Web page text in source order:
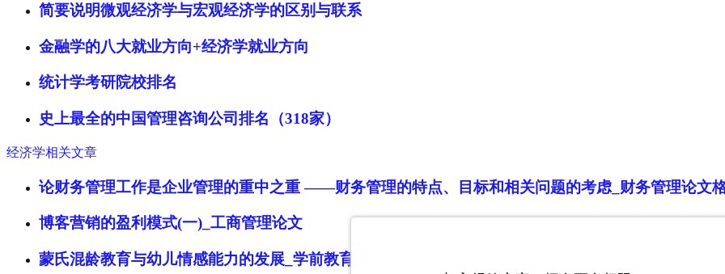
简要说明微观经济学与宏观经济学的区别与联系
金融学的八大就业方向+经济学就业方向
统计学考研院校排名
史上最全的中国管理咨询公司排名（318家）
经济学相关文章
论财务管理工作是企业管理的重中之重 ——财务管理的特点、目标和相关问题的考虑_财务管理论文
博客营销的盈利模式(一)_工商管理论文
蒙氏混龄教育与幼儿情感能力的发展_学前教育毕业论文